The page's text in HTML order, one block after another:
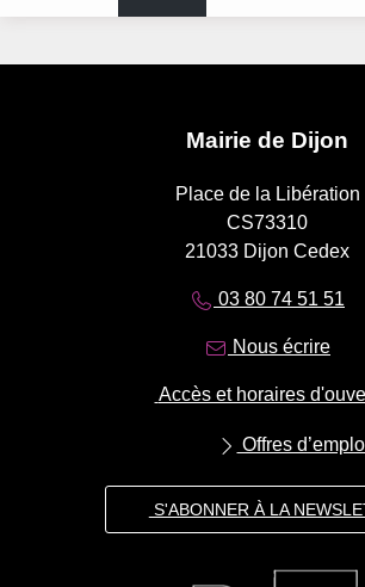
Mairie de Dijon
Place de la Libération
CS73310
21033 Dijon Cedex
03 80 74 51 51
Nous écrire
Accès et horaires
Offres
S'ABONNER À LA